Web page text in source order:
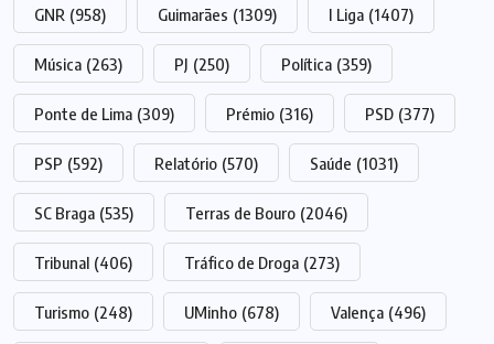
GNR (958) Guimarães (1309) I Liga (1407)
Música (263) PJ (250) Política (359)
Ponte de Lima (309) Prémio (316) PSD (377)
PSP (592) Relatório (570) Saúde (1031)
SC Braga (535) Terras de Bouro (2046)
Tribunal (406) Tráfico de Droga (273)
Turismo (248) UMinho (678) Valença (496)